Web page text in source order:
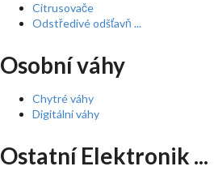
Citrusovače
Odstředivé odšťavň ...
Osobní váhy
Chytré váhy
Digitální váhy
Ostatní Elektronik ...